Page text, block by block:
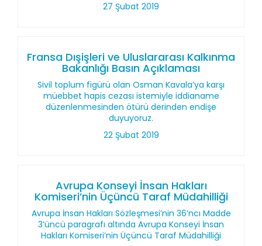
27 Şubat 2019
Fransa Dışişleri ve Uluslararası Kalkınma
Bakanlığı Basın Açıklaması
Sivil toplum figürü olan Osman Kavala’ya karşı
müebbet hapis cezası istemiyle iddianame
düzenlenmesinden ötürü derinden endişe
duyuyoruz.
22 Şubat 2019
Avrupa Konseyi İnsan Hakları
Komiseri’nin Üçüncü Taraf Müdahilliği
Avrupa İnsan Hakları Sözleşmesi’nin 36’ncı Madde
3’üncü paragrafı altında Avrupa Konseyi İnsan
Hakları Komiseri’nin Üçüncü Taraf Müdahilliği